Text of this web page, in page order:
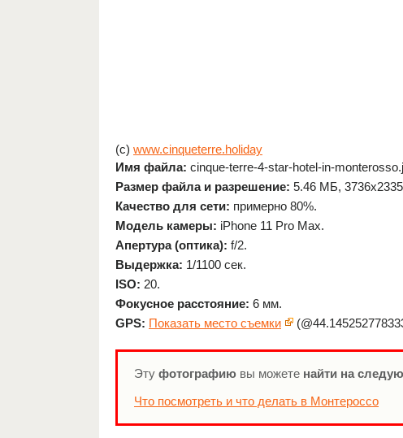
(c) www.cinqueterre.holiday
Имя файла: cinque-terre-4-star-hotel-in-
Размер файла и разрешение: 5.46 МБ,
Качество для сети: примерно 80%.
Модель камеры: iPhone 11 Pro Max.
Апертура (оптика): f/2.
Выдержка: 1/1100 сек.
ISO: 20.
Фокусное расстояние: 6 мм.
GPS: Показать место съемки
Эту фотографию вы можете найти на
Что посмотреть и что делать в Монтероссо